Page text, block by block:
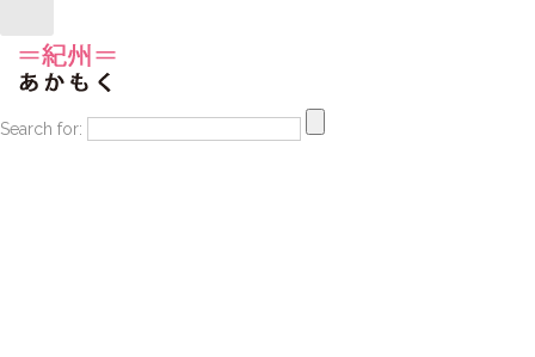
Search for: